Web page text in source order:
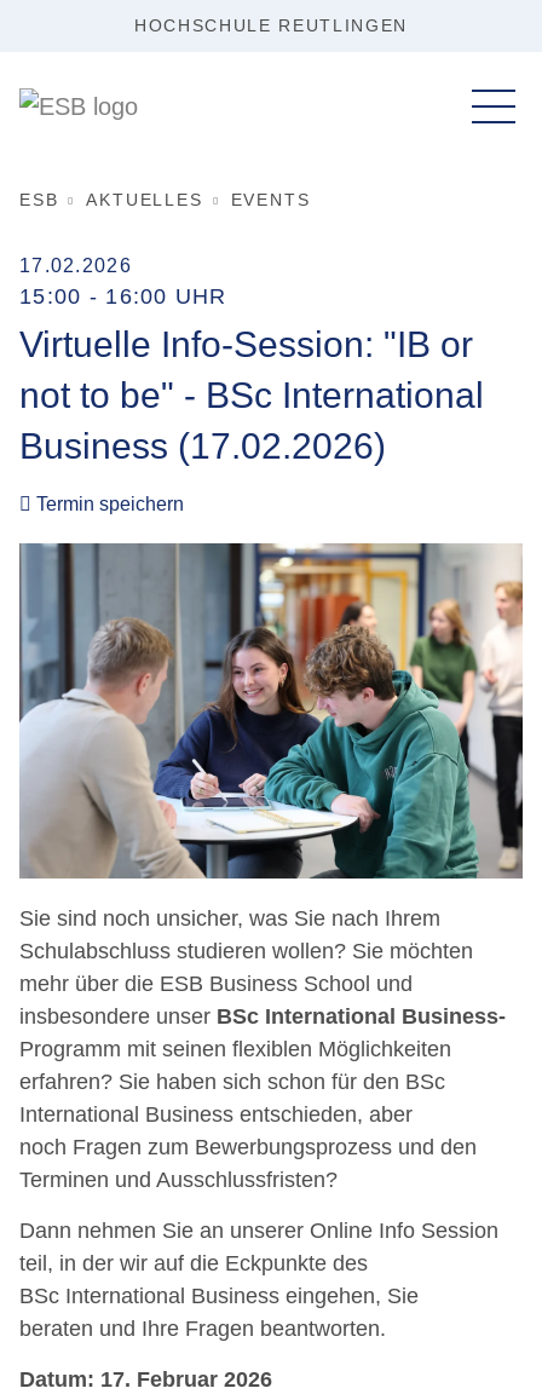
HOCHSCHULE REUTLINGEN
ESB AKTUELLES EVENTS
17.02.2026
15:00 - 16:00 UHR
Virtuelle Info-Session: "IB or
not to be" - BSc International
Business (17.02.2026)
Termin speichern
Sie sind noch unsicher, was Sie nach Ihrem
Schulabschluss studieren wollen? Sie möchten
mehr über die ESB Business School und
insbesondere unser BSc International Business-
Programm mit seinen flexiblen Möglichkeiten
erfahren? Sie haben sich schon für den BSc
International Business entschieden, aber
noch Fragen zum Bewerbungsprozess und den
Terminen und Ausschlussfristen?
Dann nehmen Sie an unserer Online Info Session
teil, in der wir auf die Eckpunkte des
BSc International Business eingehen, Sie
beraten und Ihre Fragen beantworten.
Datum: 17. Februar 2026